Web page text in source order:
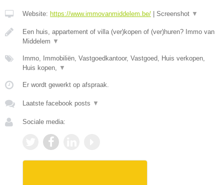
Website: https://www.immovanmiddelem.be/ Screenshot ▼
Een huis, appartement of villa (ver)kopen of (ver)huren? Immo van
Middelem ▼
Immo, Immobiliën, Vastgoedkantoor, Vastgoed, Huis verkopen,
Huis kopen,
▼
Er wordt gewerkt op afspraak.
Laatste facebook posts ▼
Sociale media: